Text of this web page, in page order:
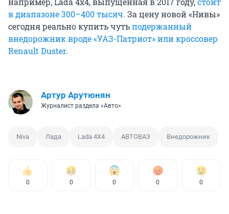
в диапазоне 300–400 тысяч. За цену новой «Нивы»
сегодня реально купить чутьподержанный
внедорожник вроде «УАЗ-Патриот» или кроссовер
Renault Duster.
Артур Арутюнян
Журналист раздела «Авто»
Niva Лада Lada 4Х4 АВТОВАЗ Внедорожник
0 0 0 0 0